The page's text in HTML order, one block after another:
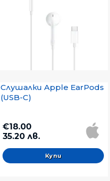
Слушалки Apple EarPods
(USB-C)
€18.00
35.20 лв.